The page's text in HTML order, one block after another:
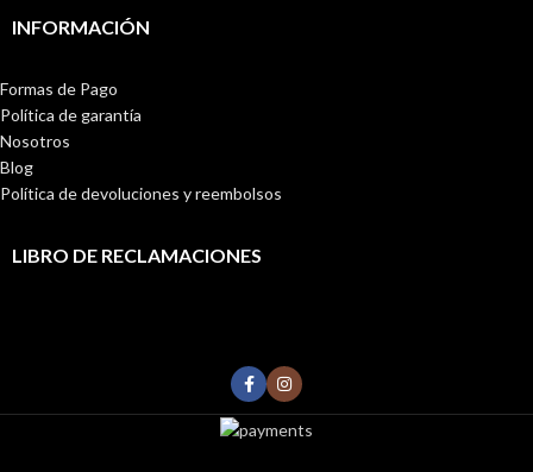
INFORMACIÓN
Formas de Pago
Política de garantía
Nosotros
Blog
Política de devoluciones y reembolsos
LIBRO DE RECLAMACIONES